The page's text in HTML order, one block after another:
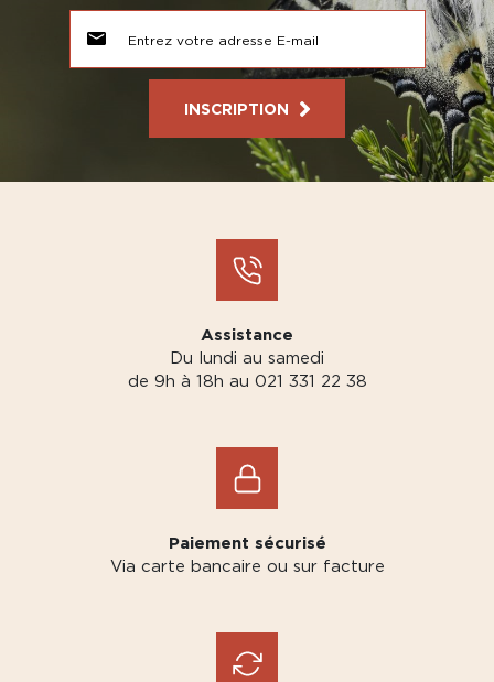
INSCRIPTION
Assistance
Du lundi au samedi
de 9h à 18h au 021 331 22 38
Paiement sécurisé
Via carte bancaire ou sur facture